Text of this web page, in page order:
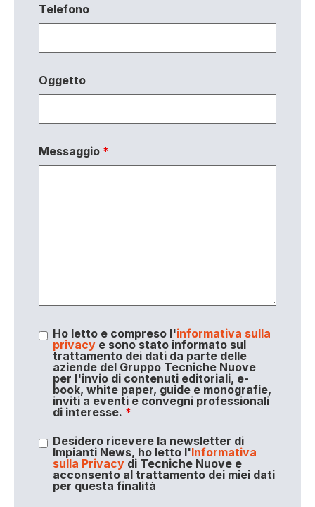
Telefono
Oggetto
Messaggio *
Ho letto e compreso l'informativa sulla
privacye sono stato informato sul
trattamento dei dati da parte delle
aziende del Gruppo Tecniche Nuove
per l'invio di contenuti editoriali, e-
book, white paper, guide e monografie,
inviti a eventi e convegni professionali
di interesse. *
Desidero ricevere la newsletter di
Impianti News, ho letto l'Informativa
sulla Privacydi Tecniche Nuove e
acconsento al trattamento dei miei dati
per questa finalità